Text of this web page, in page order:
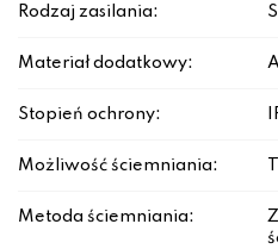
Rodzaj zasilania:
Materiał dodatkowy:
Stopień ochrony:
Możliwość ściemniania:
Metoda ściemniania: